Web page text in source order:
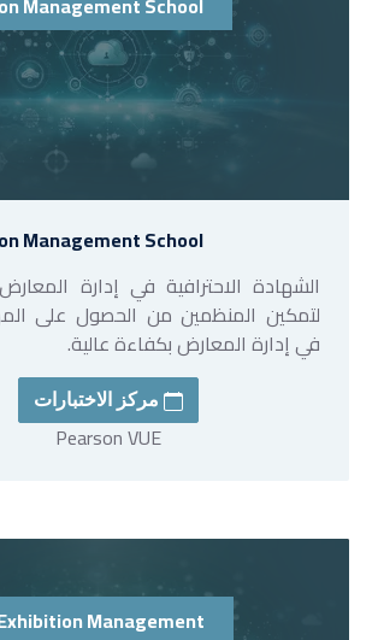
Management School
الشهادة الاحترافية في إدارة
لتمكين المنظمين من الحصول على
في إدارة المعارض بكفاءة عالية.
مركز الاختبارات
Pearson VUE
Management